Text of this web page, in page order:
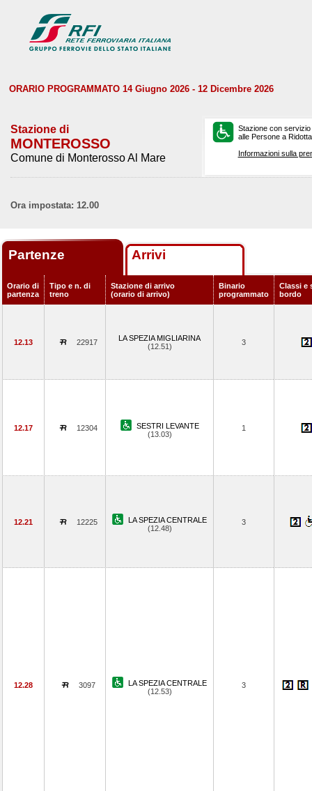
ORARIO PROGRAMMATO 14 Giugno 2026 - 12 Dicembre 2026
Stazione di
MONTEROSSO
Comune di Monterosso Al Mare
Stazione con
alle Persone a
Informazioni sulla
Ora impostata: 12.00
Partenze Arrivi
Orario di
partenza
Tipo e n. di
treno
Stazione di arrivo
(orario di arrivo)
Binario
programmato
Classi e
bordo
12.13 22917
LA SPEZIA MIGLIARINA
(12.51)
3
12.17 12304
SESTRI LEVANTE
(13.03)
1
12.21 12225
LA SPEZIA CENTRALE
(12.48)
3
12.28 3097
LA SPEZIA CENTRALE
(12.53)
3